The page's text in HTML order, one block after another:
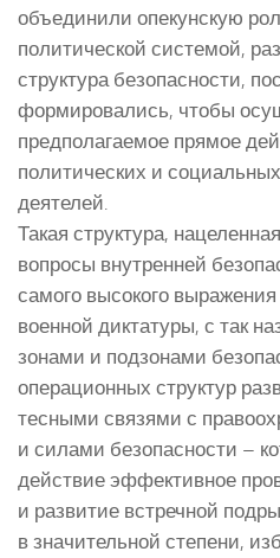
объединили опекунскую
политической системой,
структура безопасности,
формировались, чтобы
предполагаемое прямое
политических и
деятелей.
Такая структура,
вопросы внутренней
самого высокого
военной диктатуры, с так
зонами и подзонами
операционных структур
тесными связями с
и силами безопасности –
действие эффективное
и развитие встречной
в значительной степени,